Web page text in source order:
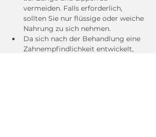
vermeiden. Falls erforderlich,
sollten Sie nur flüssige oder weiche
Nahrung zu sich nehmen.
Da sich nach der Behandlung eine
Zahnempfindlichkeit entwickelt,